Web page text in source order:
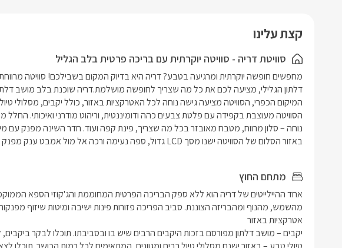
קצת עלינו
סוויטת דריה - סוויטה יוקרתית עם בריכה פרטית בלב הגליל
באזור הסלום של הסוויטה ישנו מסך LCD גדול, ספה נעימה ורכה אל מול אמבט ענק מפנק במיוחד.
מתחם החוץ